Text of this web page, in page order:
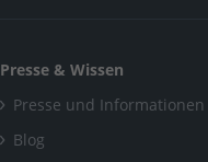
Presse & Wissen
Presse und Informationen
Blog